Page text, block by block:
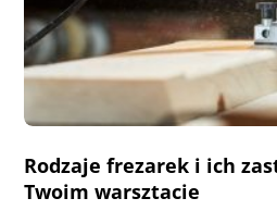
Rodzaje frezarek i ich
Twoim warsztacie